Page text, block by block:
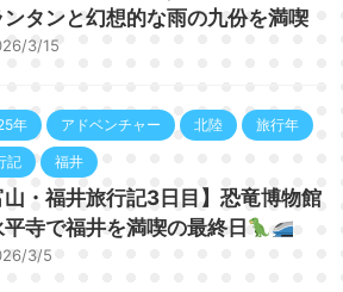
ンタンと幻想的な雨の九份を満喫
3/15
年 アドベンチャー 北陸 旅行年
記 福井
山・福井旅行記3日目】恐竜博物館
平寺で福井を満喫の最終日
3/5